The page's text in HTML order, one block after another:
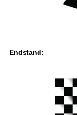
Endstand: